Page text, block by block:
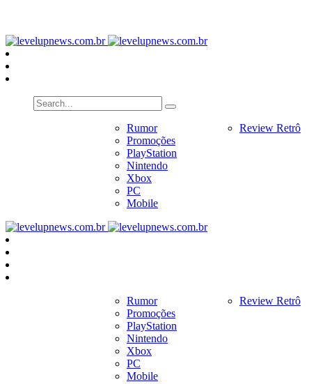
Rumor
Promoções
PlayStation
Nintendo
Xbox
PC
Mobile
Review Retrô
Rumor
Promoções
PlayStation
Nintendo
Xbox
PC
Mobile
Review Retrô